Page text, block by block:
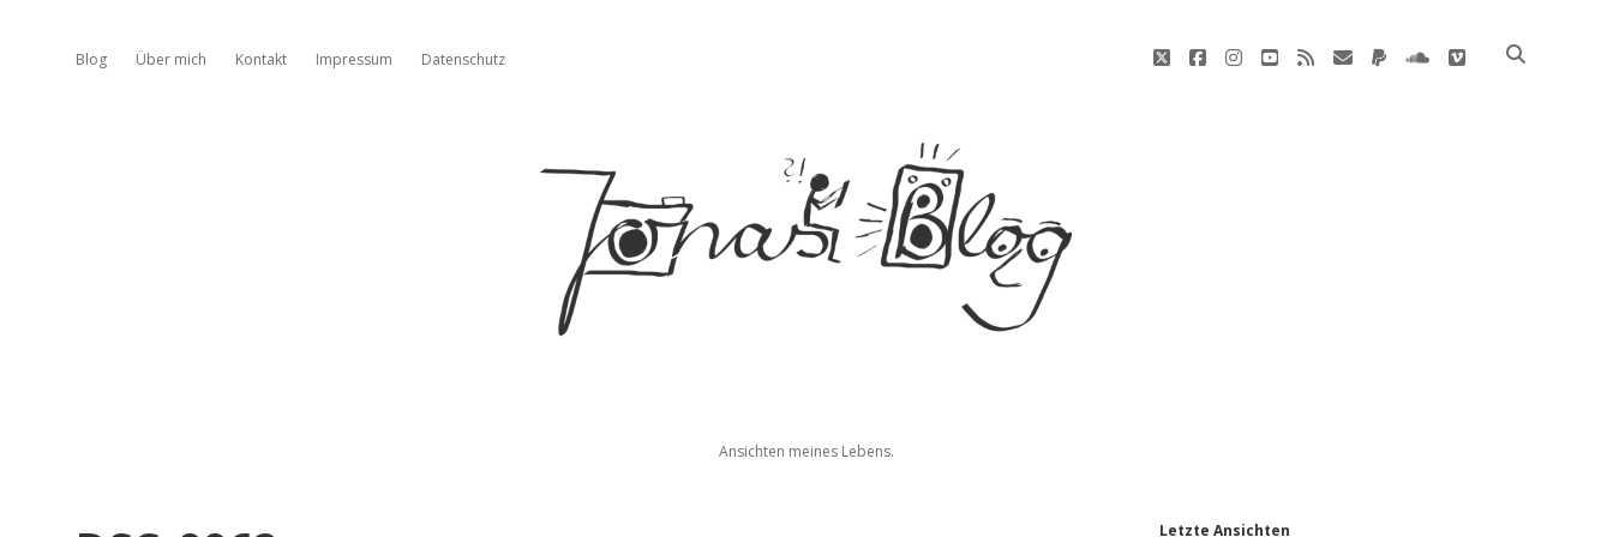
Blog Über mich Kontakt Impressum Datenschutz twitterfacebookinstagram
youtube
rss E-
paypalsoundcloud
vimeo
Jonas'
Ansichten meines Lebens.
Letzte Ansichten